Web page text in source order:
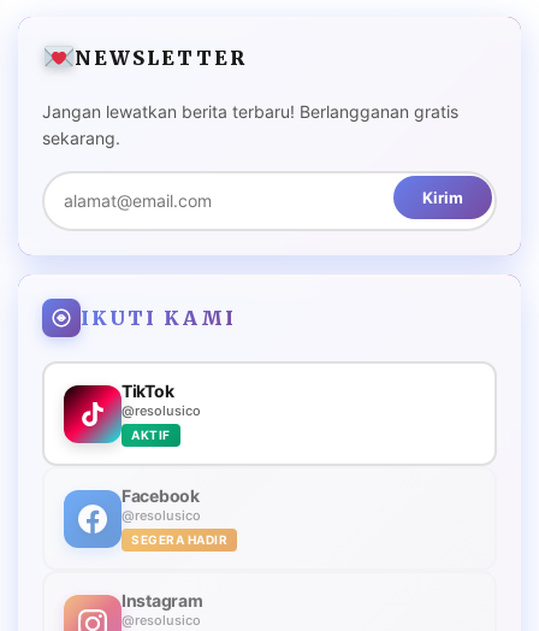
NEWSLETTER
Jangan lewatkan berita terbaru! Berlangganan gratis
sekarang.
Kirim
IKUTI KAMI
TikTok
@resolusico
AKTIF
Facebook
@resolusico
SEGERA HADIR
Instagram
@resolusico